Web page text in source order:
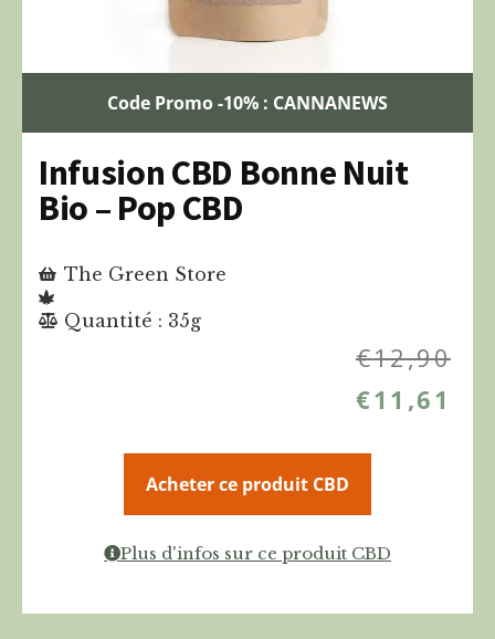
Code Promo -10% : CANNANEWS
Infusion CBD Bonne Nuit
Bio – Pop CBD
The Green Store
Quantité : 35g
€12,90
€11,61
Acheter ce produit CBD
Plus d'infos sur ce produit CBD